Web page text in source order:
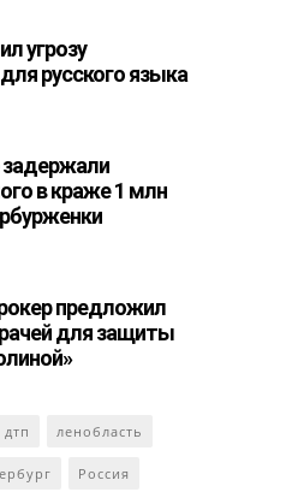
угрозу
русского языка
в краже 1 млн
предложил
для защиты
дтп ленобласть
Россия